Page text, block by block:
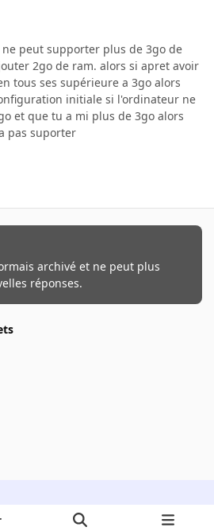
peut supporter plus de 3go de
2go de ram. alors si apret avoir
tous ses supérieure a 3go alors
initiale si l'ordinateur ne
et que tu a mi plus de 3go alors
pas suporter
archivé et ne peut plus
réponses.